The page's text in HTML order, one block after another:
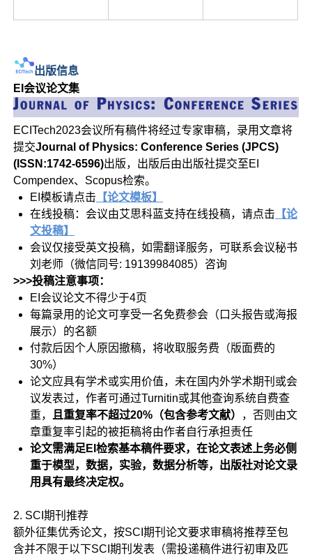
出版信息
EI会议论文集
ECITech2023会议所有稿件将经过专家审稿，录用文章将
提交Journal of Physics: Conference Series (JPCS)
(ISSN:1742-6596)出版，出版后由出版社提交至EI
Compendex、Scopus检索。
EI模板请点击 【论文模板】
在线投稿：会议由艾思科蓝支持在线投稿，请点击 【论
文投稿】
会议仅接受英文投稿，如需翻译服务，可联系会议秘书
刘老师（微信同号: 19139984085）咨询
>>>投稿注意事项：
EI会议论文不得少于4页
每篇录用的论文可享受一名免费参会（口头报告或海报
展示）的名额
付款后因个人原因撤稿，将收取服务费（版面费的
30%）
论文应具有学术或实用价值，未在国内外学术期刊或会
议发表过，作者可通过Turnitin或其他查询系统自费查
重，
且重复率不超过20%（包含参考文献）
，否则由文
章重复率引起的被拒稿将由作者自行承担责任
论文需满足EI检索基本稿件要求，在论文表述上务必侧
重于模型，数据，实验，数据分析等，出版社对论文录
用具有最终决定权。
2. SCI期刊推荐
额外征集优秀论文，按SCI期刊论文要求审稿将推荐至包
含并不限于以下SCI期刊发表（需投递稿件进行初审及匹